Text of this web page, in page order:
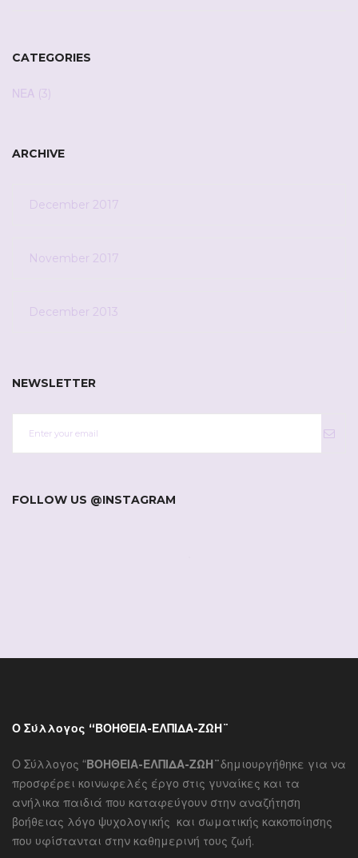
CATEGORIES
ΝΕΑ (3)
ARCHIVE
December 2017
November 2017
December 2013
NEWSLETTER
FOLLOW US @INSTAGRAM
Ο Σύλλογος “ΒΟΗΘΕΙΑ-ΕΛΠΙΔΑ-ΖΩΗ¨
Ο Σύλλογος “ΒΟΗΘΕΙΑ-ΕΛΠΙΔΑ-ΖΩΗ¨δημιουργήθηκε για να
προσφέρει κοινωφελές έργο στις γυναίκες και τα
ανήλικα παιδιά που καταφεύγουν στην αναζήτηση
βοήθειας λόγο ψυχολογικής και σωματικής κακοποίησης
που υφίστανται στην καθημερινή τους ζωή.